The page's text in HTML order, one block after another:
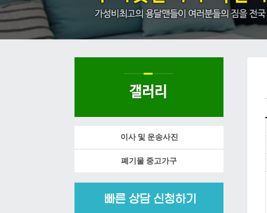
이사 및 운송사진
폐기물 중고가구